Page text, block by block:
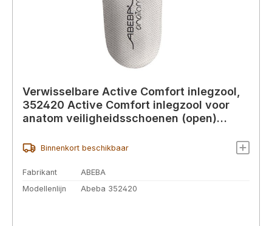
Verwisselbare Active Comfort inlegzool,
352420 Active Comfort inlegzool voor
anatom veiligheidsschoenen (open)
Binnenkort beschikbaar
Fabrikant
ABEBA
Modellenlijn
Abeba 352420